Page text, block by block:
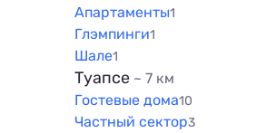
Апартаменты1
Глэмпинги1
Шале1
Туапсе ~ 7 км
Гостевые дома10
Частный сектор3